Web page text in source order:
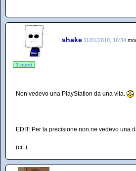
shake 11/01/2010, 16:34
3 punti
Non vedevo una PlayStation da una vita.
EDIT: Per la precisione non ne vedevo una
(cit.)